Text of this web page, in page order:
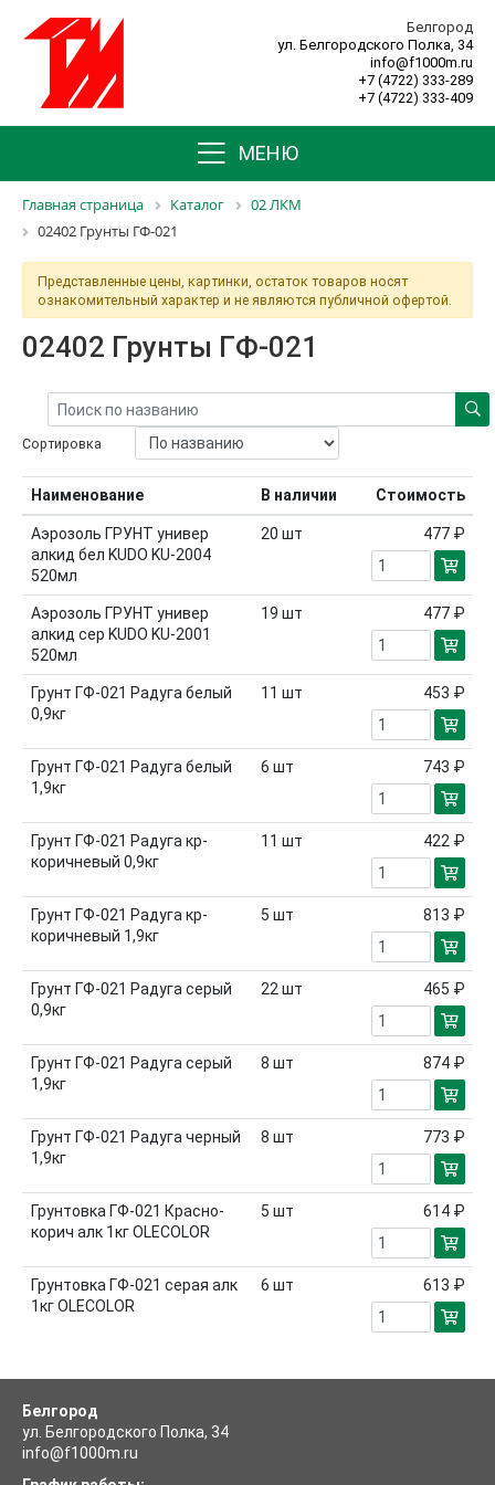
Белгород
ул. Белгородского Полка, 34
info@f1000m.ru
+7 (4722) 333-289
+7 (4722) 333-409
МЕНЮ
Главная страница Каталог
02 ЛКМ
02402 Грунты ГФ-021
Представленные цены, картинки, остаток товаров носят
ознакомительный характер и не являются публичной офертой.
02402 Грунты ГФ-021
Сортировка
Наименование В наличии Стоимость
Аэрозоль ГРУНТ универ
алкид бел KUDO KU-2004
520мл
20 шт 477 ₽
Аэрозоль ГРУНТ универ
алкид сер KUDO KU-2001
520мл
19 шт 477 ₽
Грунт ГФ-021 Радуга белый
0,9кг
11 шт 453 ₽
Грунт ГФ-021 Радуга белый
1,9кг
6 шт 743 ₽
Грунт ГФ-021 Радуга кр-
коричневый 0,9кг
11 шт 422 ₽
Грунт ГФ-021 Радуга кр-
коричневый 1,9кг
5 шт 813 ₽
Грунт ГФ-021 Радуга серый
0,9кг
22шт 465 ₽
Грунт ГФ-021 Радуга серый
1,9кг
8 шт 874 ₽
Грунт ГФ-021 Радуга черный
1,9кг
8 шт 773 ₽
Грунтовка ГФ-021 Красно-
корич алк 1кг OLECOLOR
5 шт 614 ₽
Грунтовка ГФ-021 серая алк
1кг OLECOLOR
6 шт 613 ₽
Белгород
ул. Белгородского Полка, 34
info@f1000m.ru